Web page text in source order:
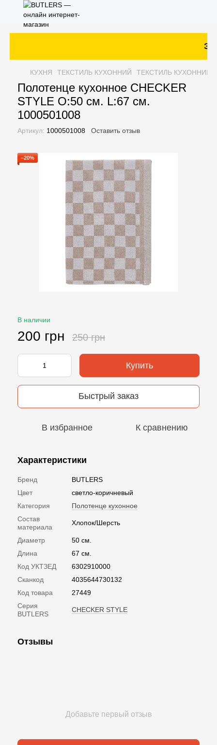
КУХНЯ ТЕКСТИЛЬ КУХОННИЙ ТЕКСТИЛЬ КУХОННИЙ
Полотенце кухонное CHECKER
STYLE O:50 см. L:67 см.
1000501008
Артикул: 1000501008 Оставить отзыв
−20%
В наличии
200 грн 250 грн
Купить
Быстрый заказ
В избранное К сравнению
Характеристики
Бренд
BUTLERS
Цвет
светло-коричневый
Категория
Полотенце кухонное
Состав
материала
Хлопок/Шерсть
Диаметр
50 см.
Длина
67 см.
Код УКТЗЕД
6302910000
Сканкод
4035644730132
Код товара
27449
Серия
BUTLERS
CHECKER STYLE
Отзывы
Добавьте первый отзыв